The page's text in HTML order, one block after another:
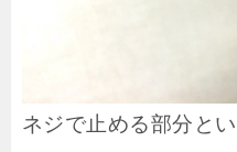
ネジで止める部分と